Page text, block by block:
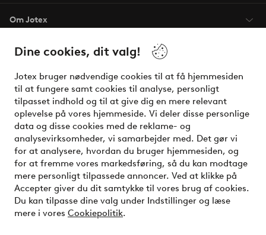
Dine cookies, dit valg!
Jotex bruger nødvendige cookies til at få hjemmesiden
til at fungere samt cookies til analyse, personligt
tilpasset indhold og til at give dig en mere relevant
oplevelse på vores hjemmeside. Vi deler disse personlige
data og disse cookies med de reklame- og
analysevirksomheder, vi samarbejder med. Det gør vi
for at analysere, hvordan du bruger hjemmesiden, og
for at fremme vores markedsføring, så du kan modtage
mere personligt tilpassede annoncer. Ved at klikke på
Accepter giver du dit samtykke til vores brug af cookies.
Du kan tilpasse dine valg under Indstillinger og læse
mere i vores Cookiepolitik.
Om Jotex
Vilkår
Venner
Sikre betalinger - betal nu eller del op
Vil du vide mere om vores betalingsmuligheder?
elpy